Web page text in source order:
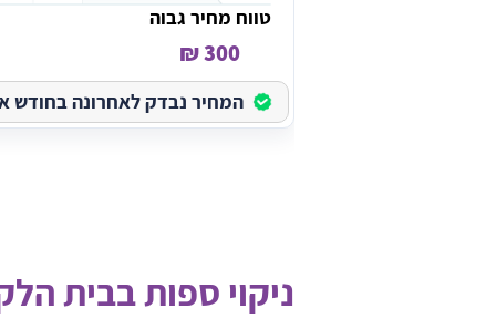
טווח מחיר גבוה
300 ₪
המחיר נבדק לאחרונה בחודש
ניקוי ספות בבית